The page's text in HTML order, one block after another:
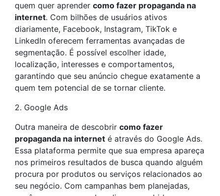
quem quer aprender como fazer propaganda na
internet. Com bilhões de usuários ativos
diariamente, Facebook, Instagram, TikTok e
LinkedIn oferecem ferramentas avançadas de
segmentação. É possível escolher idade,
localização, interesses e comportamentos,
garantindo que seu anúncio chegue exatamente a
quem tem potencial de se tornar cliente.
2. Google Ads
Outra maneira de descobrir como fazer
propaganda na internet é através do Google Ads.
Essa plataforma permite que sua empresa apareça
nos primeiros resultados de busca quando alguém
procura por produtos ou serviços relacionados ao
seu negócio. Com campanhas bem planejadas,